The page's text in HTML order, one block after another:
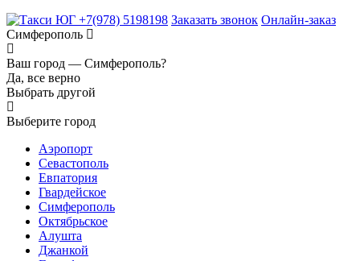
+7(978) 5198198 Заказать звонок Онлайн-заказ
Симферополь
Ваш город — Симферополь?
Да, все верно
Выбрать другой
Выберите город
Аэропорт
Севастополь
Евпатория
Гвардейское
Симферополь
Октябрьское
Алушта
Джанкой